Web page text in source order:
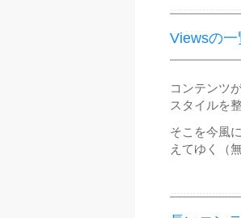
Viewsの
コンテンツ
スタイルを
そこを今風
えてゆく（